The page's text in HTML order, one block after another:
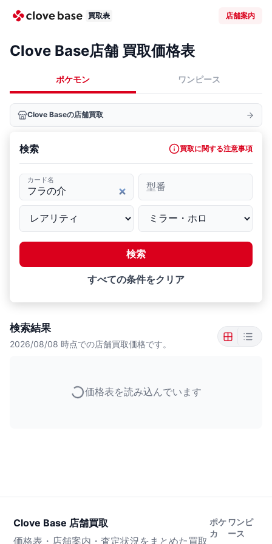
買取表 店舗案内
Clove Base店舗 買取価格表
ポケモン ワンピース
Clove Baseの店舗買取
検索 買取に関する注意事項
カード名
型番
検索
すべての条件をクリア
検索結果
2026/08/08 時点での店舗買取価格です。
価格表を読み込んでいます
Clove Base 店舗買取
価格表・店舗案内・査定状況をまとめた買取
ポケ
カ
ワンピ
ース